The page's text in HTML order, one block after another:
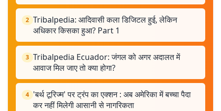
2 Tribalpedia: आदिवासी कला डिजिटल हुई, लेकिन
अधिकार किसका हुआ? Part 1
3 Tribalpedia Ecuador: जंगल को अगर अदालत में
आवाज मिल जाए तो क्या होगा?
4 'बर्थ टूरिज्म' पर ट्रंप का एक्शन : अब अमेरिका में बच्चा पैदा
कर नहीं मिलेगी आसानी से नागरिकता